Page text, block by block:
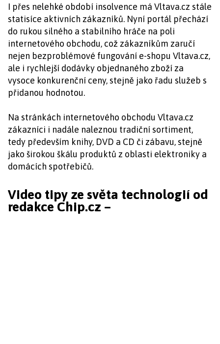
I přes nelehké období insolvence má Vltava.cz stále
statisíce aktivních zákazníků. Nyní portál přechází
do rukou silného a stabilního hráče na poli
internetového obchodu, což zákazníkům zaručí
nejen bezproblémové fungování e-shopu Vltava.cz,
ale i rychlejší dodávky objednaného zboží za
vysoce konkurenční ceny, stejně jako řadu služeb s
přidanou hodnotou.
Na stránkách internetového obchodu Vltava.cz
zákazníci i nadále naleznou tradiční sortiment,
tedy především knihy, DVD a CD či zábavu, stejně
jako širokou škálu produktů z oblasti elektroniky a
domácích spotřebičů.
Video tipy ze světa technologií od
redakce Chip.cz –